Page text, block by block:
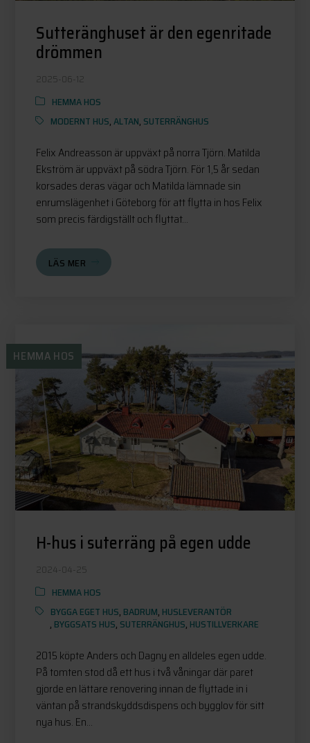
Sutteränghuset är den egenritade
drömmen
2025-06-12
HEMMA HOS
MODERNT HUS,ALTAN, SUTERRÄNGHUS
Felix Andreasson är uppväxt på norra Tjörn. Matilda
Ekström är uppväxt på södra Tjörn. För 1,5 år sedan
korsades deras vägar och Matilda lämnade sin
enrumslägenhet i Göteborg för att flytta in hos Felix
som precis färdigställt och flyttat...
LÄS MER
HEMMA HOS
H-hus i suterräng på egen udde
2024-04-25
HEMMA HOS
BYGGA EGET HUS, BADRUM, HUSLEVERANTÖR
, BYGGSATS HUS, SUTERRÄNGHUS, HUSTILLVERKARE
2015 köpte Anders och Dagny en alldeles egen udde.
På tomten stod då ett hus i två våningar där paret
gjorde en lättare renovering innan de flyttade in i
väntan på strandskyddsdispens och bygglov för sitt
nya hus. En...